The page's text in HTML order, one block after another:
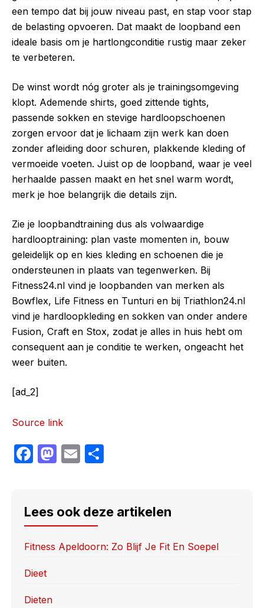
een tempo dat bij jouw niveau past, en stap voor stap
de belasting opvoeren. Dat maakt de loopband een
ideale basis om je hartlongconditie rustig maar zeker
te verbeteren.
De winst wordt nóg groter als je trainingsomgeving
klopt. Ademende shirts, goed zittende tights,
passende sokken en stevige hardloopschoenen
zorgen ervoor dat je lichaam zijn werk kan doen
zonder afleiding door schuren, plakkende kleding of
vermoeide voeten. Juist op de loopband, waar je veel
herhaalde passen maakt en het snel warm wordt,
merk je hoe belangrijk die details zijn.
Zie je loopbandtraining dus als volwaardige
hardlooptraining: plan vaste momenten in, bouw
geleidelijk op en kies kleding en schoenen die je
ondersteunen in plaats van tegenwerken. Bij
Fitness24.nl vind je loopbanden van merken als
Bowflex, Life Fitness en Tunturi en bij Triathlon24.nl
vind je hardloopkleding en sokken van onder andere
Fusion, Craft en Stox, zodat je alles in huis hebt om
consequent aan je conditie te werken, ongeacht het
weer buiten.
[ad_2]
Source link
F
e
b
o
o
M
o
d
o
E
e
Lees ook deze artikelen
Fitness Apeldoorn: Zo Blijf Je Fit En Soepel
Dieet
Dieten